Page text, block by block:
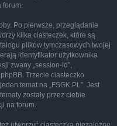
forum.
Po pierwsze, przeglądanie
kilka ciasteczek, które są
plików tymczasowych twojej
identyfikator użytkownika
zwany „session-id”,
Trzecie ciasteczko
temat na „FSGK.PL”. Jest
zostały przez ciebie
na forum.